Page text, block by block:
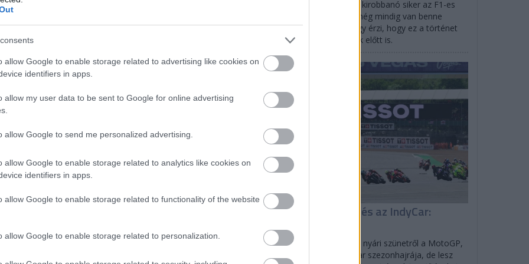
allow Google to enable storage related to advertising like cookies on
identifiers in apps.
allow my user data to be sent to Google for online advertising
allow Google to send me personalized advertising.
allow Google to enable storage related to analytics like cookies on
identifiers in apps.
allow Google to enable storage related to functionality of the website
allow Google to enable storage related to personalization.
Domenicali szerint
Stefano Domenicali. Az F1 vezérigazgatója szerint
arra, hogy visszatérjen oda a száguldó cirkusz, ahol
2020-ban rendeztek utoljára nagydíjat.
elismerte, hogy hamarosan megvizsgálhatják egy
az Audi is belépett az üzletbe. Itt van a Mercedes, és
van. Most Németország azt szeretné, ha
Stefano Domenicali szerint kirobbanó siker az F1-es
nagydíj Las Vegasban, de még mindig van benne
növekedési potenciál, és úgy érzi, hogy ez a történet
példaként szolgálhat mások előtt is.
Visszatér a MotoGP és az IndyCar:
menetrend
Silverstone-ban tér vissza a nyári szünetről a MotoGP,
Portlandban indul az IndyCar szezonhajrája, de lesz
EGYÉB